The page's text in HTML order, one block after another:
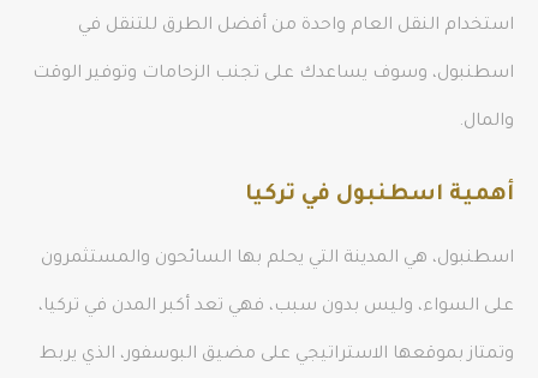
استخدام النقل العام واحدة من أفضل الطرق للتنقل في
اسطنبول، وسوف يساعدك على تجنب الزحامات وتوفير الوقت
والمال.
أهمية اسطنبول في تركيا
اسطنبول، هي المدينة التي يحلم بها السائحون والمستثمرون
على السواء، وليس بدون سبب، فهي تعد أكبر المدن في تركيا،
وتمتاز بموقعها الاستراتيجي على مضيق البوسفور، الذي يربط